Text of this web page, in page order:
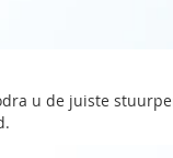
u de juiste